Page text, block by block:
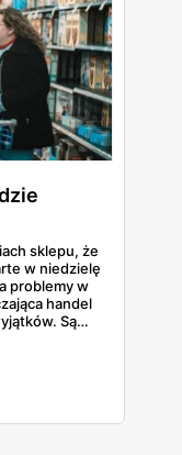
sklepu, że
w niedzielę
problemy w
handel
Są